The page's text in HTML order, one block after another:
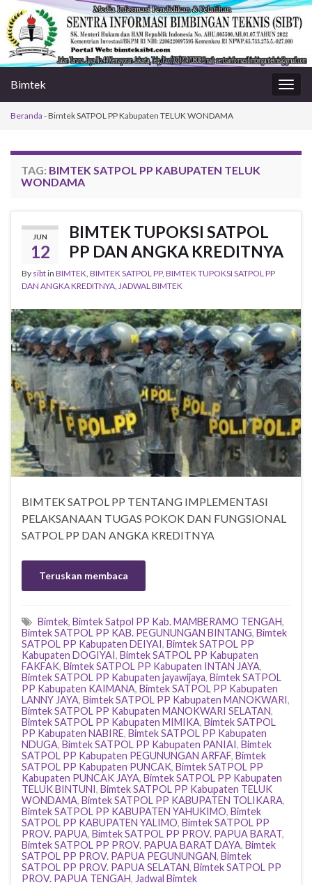
Bimtek
Beranda -Bimtek SATPOL PP Kabupaten TELUK WONDAMA
TAG: BIMTEK SATPOL PP KABUPATEN TELUK
WONDAMA
JUN
12
BIMTEK TUPOKSI SATPOL
PP DAN ANGKA KREDITNYA
By sibtin BIMTEK, BIMTEK SATPOL PP, BIMTEK TUPOKSI SATPOL PP
DAN ANGKA KREDITNYA, JADWAL BIMTEK
BIMTEK SATPOL PP TENTANG IMPLEMENTASI
PELAKSANAAN TUGAS POKOK DAN FUNGSIONAL
SATPOL PP DAN ANGKA KREDITNYA
Teruskan membaca
Bimtek, Bimtek Satpol PP Kab. MAMBERAMO TENGAH,
Bimtek SATPOL PP KAB. PEGUNUNGAN BINTANG, Bimtek
SATPOL PP Kabupaten DEIYAI, Bimtek SATPOL PP
Kabupaten DOGIYAI, Bimtek SATPOL PP Kabupaten
FAKFAK, Bimtek SATPOL PP Kabupaten INTAN JAYA,
Bimtek SATPOL PP Kabupaten jayawijaya, Bimtek SATPOL
PP Kabupaten KAIMANA, Bimtek SATPOL PP Kabupaten
LANNY JAYA, Bimtek SATPOL PP Kabupaten MANOKWARI,
Bimtek SATPOL PP Kabupaten MANOKWARI SELATAN,
Bimtek SATPOL PP Kabupaten MIMIKA, Bimtek SATPOL
PP Kabupaten NABIRE, Bimtek SATPOL PP Kabupaten
NDUGA, Bimtek SATPOL PP Kabupaten PANIAI, Bimtek
SATPOL PP Kabupaten PEGUNUNGAN ARFAF, Bimtek
SATPOL PP Kabupaten PUNCAK, Bimtek SATPOL PP
Kabupaten PUNCAK JAYA, Bimtek SATPOL PP Kabupaten
TELUK BINTUNI, Bimtek SATPOL PP Kabupaten TELUK
WONDAMA, Bimtek SATPOL PP KABUPATEN TOLIKARA,
Bimtek SATPOL PP KABUPATEN YAHUKIMO, Bimtek
SATPOL PP KABUPATEN YALIMO, Bimtek SATPOL PP
PROV. PAPUA, Bimtek SATPOL PP PROV. PAPUA BARAT,
Bimtek SATPOL PP PROV. PAPUA BARAT DAYA, Bimtek
SATPOL PP PROV. PAPUA PEGUNUNGAN, Bimtek
SATPOL PP PROV. PAPUA SELATAN, Bimtek SATPOL PP
PROV. PAPUA TENGAH, Jadwal Bimtek